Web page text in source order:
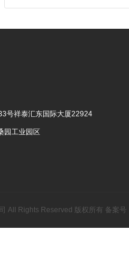
号祥泰汇东国际大厦22924
园工业园区
All Rights Reserved 版权所有 备案号